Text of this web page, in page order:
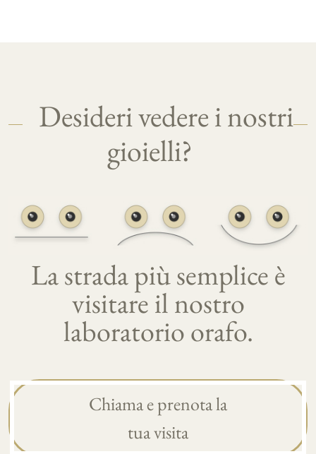
Desideri vedere i nostri
gioielli?
La strada più semplice è
visitare il nostro
laboratorio orafo.
Chiama e prenota la
tua visita